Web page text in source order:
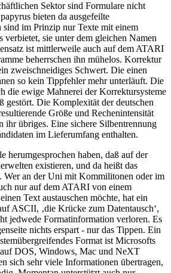
Sektor sind Formulare nicht
bieten da ausgefeilte
im Prinzip nur Texte mit einem
verbietet, sie unter dem gleichen Namen
ist mittlerweile auch auf dem ATARI
beherrschen ihn mühelos. Korrektur
zweischneidiges Schwert. Die einen
so kein Tippfehler mehr unterläuft. Die
die ewige Mahnerei der Korrektursysteme
gestört. Die Komplexität der deutschen
Größe und Rechenintensität
ihr übriges. Eine sichere Silbentrennung
im Lieferumfang enthalten.
herumgesprochen haben, daß auf der
existieren, und da heißt das
Wer an der Uni mit Kommilitonen oder im
nur auf dem ATARI von einem
Text austauschen möchte, hat ein
ASCII, ‚die Krücke zum Datentausch‘,
jedwede Formatinformation verloren. Es
nichts erspart - nur das Tippen. Ein
Format ist Microsofts
auf DOS, Windows, Mac und NeXT
sich sehr viele Informationen übertragen,